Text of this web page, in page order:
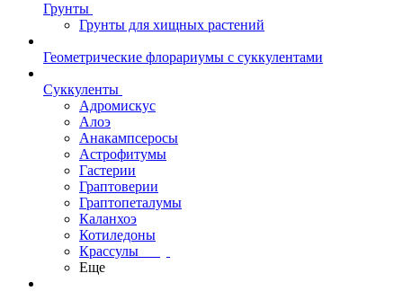
Грунты
Грунты для хищных растений
Геометрические флорариумы с суккулентами
Суккуленты
Адромискус
Алоэ
Анакампсеросы
Астрофитумы
Гастерии
Граптоверии
Граптопеталумы
Каланхоэ
Котиледоны
Крассулы
Еще